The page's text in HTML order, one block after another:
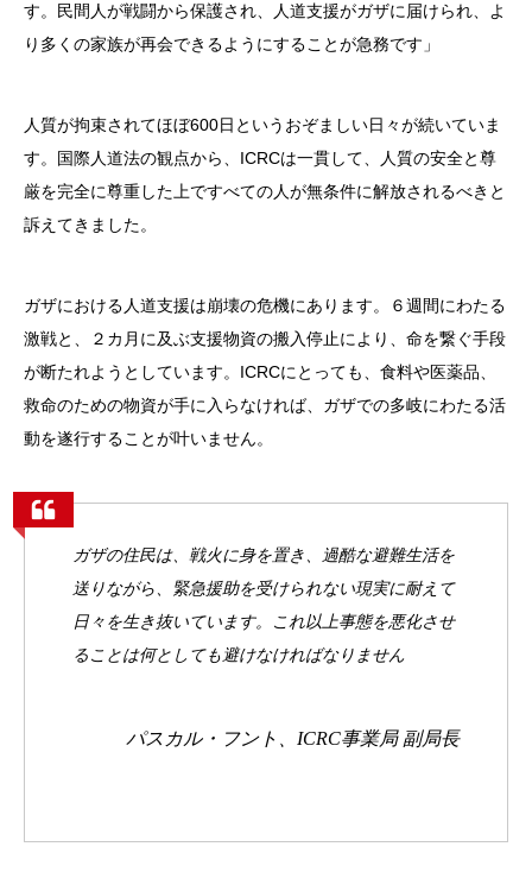
す。民間人が戦闘から保護され、人道支援がガザに届けられ、よ
り多くの家族が再会できるようにすることが急務です」
人質が拘束されてほぼ600日というおぞましい日々が続いていま
す。国際人道法の観点から、ICRCは一貫して、人質の安全と尊
厳を完全に尊重した上ですべての人が無条件に解放されるべきと
訴えてきました。
ガザにおける人道支援は崩壊の危機にあります。６週間にわたる
激戦と、２カ月に及ぶ支援物資の搬入停止により、命を繋ぐ手段
が断たれようとしています。ICRCにとっても、食料や医薬品、
救命のための物資が手に入らなければ、ガザでの多岐にわたる活
動を遂行することが叶いません。
ガザの住民は、戦火に身を置き、過酷な避難生活を
送りながら、緊急援助を受けられない現実に耐えて
日々を生き抜いています。これ以上事態を悪化させ
ることは何としても避けなければなりません
パスカル・フント、ICRC事業局 副局長